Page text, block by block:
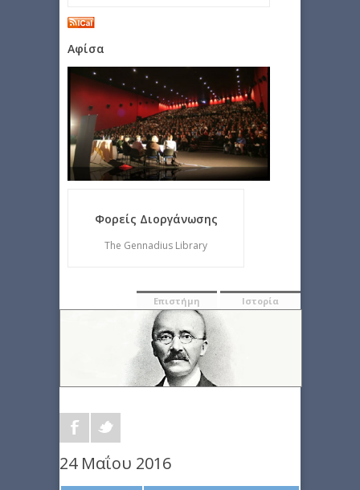
Αφίσα
Φορείς Διοργάνωσης
The Gennadius Library
Ιστορία
Επιστήμη
24 Μαΐου 2016